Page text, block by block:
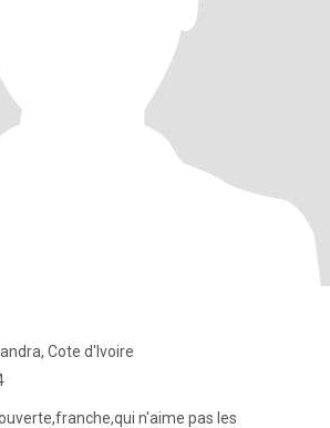
Cote d'Ivoire
n'aime pas les